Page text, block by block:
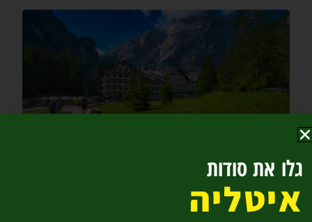
גלו את סודות
איטליה